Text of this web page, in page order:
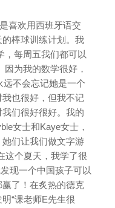
喜欢用西班牙语交
棒球训练计划。我
，每周五我们都可以
为我的数学很好，
远不会忘记她是一个
也很好，但我不记
们很好很好。我的
女士和Kaye女士，
们让我们做文字游
这个夏天，我学了很
现一个中国孩子可以
了！在炙热的德克
“课老师E先生很